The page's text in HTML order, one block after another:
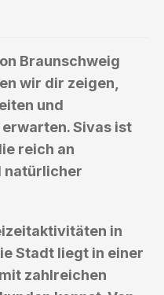
Braunschweig
wir dir zeigen,
und
Sivas ist
reich an
natürlicher
in
Stadt liegt in einer
zahlreichen